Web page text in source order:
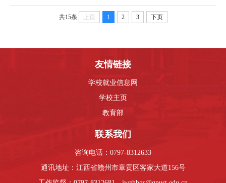
作，是完成江西省发展和改革委员会、江西省教育
厅批准并正式下达的全日制普通本科招生计划。...
医院专科检查确定无需手术者除外）、心肌病、高
血压病。2、重症支气管扩张、哮喘，恶性肿瘤、慢
统疾病、风湿性疾病。4、重症或难治性癫痫或其他
神经系统疾病；严重精神病未治愈、精神活性物质
共15条 上页 1 2 3 下页
友情链接
学校就业信息网
学校主页
教育部
联系我们
咨询电话：0797-8312633
通讯地址：江西省赣州市章贡区客家大道156号